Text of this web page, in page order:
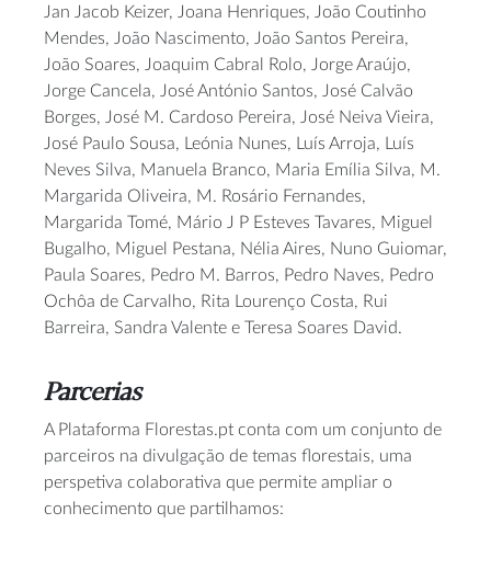
Jan Jacob Keizer, Joana Henriques, João Coutinho
Mendes, João Nascimento, João Santos Pereira,
João Soares, Joaquim Cabral Rolo, Jorge Araújo,
Jorge Cancela, José António Santos, José Calvão
Borges, José M. Cardoso Pereira, José Neiva Vieira,
José Paulo Sousa, Leónia Nunes, Luís Arroja, Luís
Neves Silva, Manuela Branco, Maria Emília Silva, M.
Margarida Oliveira, M. Rosário Fernandes,
Margarida Tomé, Mário J P Esteves Tavares, Miguel
Bugalho, Miguel Pestana, Nélia Aires, Nuno Guiomar,
Paula Soares, Pedro M. Barros, Pedro Naves, Pedro
Ochôa de Carvalho, Rita Lourenço Costa, Rui
Barreira, Sandra Valente e Teresa Soares David.
Parcerias
A Plataforma Florestas.pt conta com um conjunto de
parceiros na divulgação de temas florestais, uma
perspetiva colaborativa que permite ampliar o
conhecimento que partilhamos: